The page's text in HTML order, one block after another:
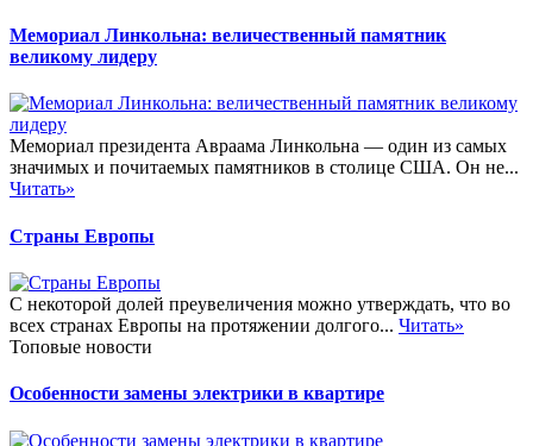
Мемориал Линкольна: величественный памятник
великому лидеру
Мемориал президента Авраама Линкольна — один из самых
значимых и почитаемых памятников в столице США. Он не...
Читать»
Страны Европы
С некоторой долей преувеличения можно утверждать, что во
всех странах Европы на протяжении долгого... Читать»
Топовые новости
Особенности замены электрики в квартире